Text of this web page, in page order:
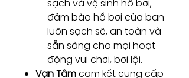
sạch và vệ sinh hồ bơi,
đảm bảo hồ bơi của bạn
luôn sạch sẽ, an toàn và
sẵn sàng cho mọi hoạt
động vui chơi, bơi lội.
Vạn Tâmcam kết cung cấp